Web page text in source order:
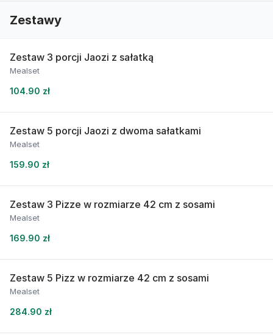
Zestawy
Zestaw 3 porcji Jaozi z sałatką
Mealset
104.90 zł
Zestaw 5 porcji Jaozi z dwoma sałatkami
Mealset
159.90 zł
Zestaw 3 Pizze w rozmiarze 42 cm z sosami
Mealset
169.90 zł
Zestaw 5 Pizz w rozmiarze 42 cm z sosami
Mealset
284.90 zł